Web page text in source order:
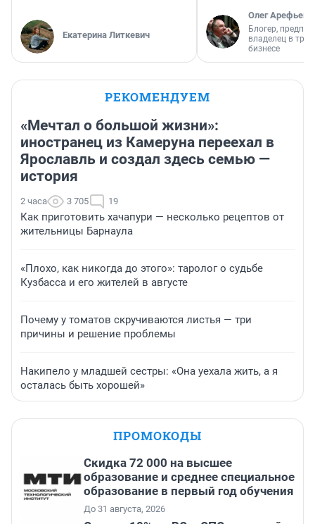
Екатерина Литкевич
Олег Арефьев
Блогер,
владелец в
бизнесе
РЕКОМЕНДУЕМ
«Мечтал о большой жизни»:
иностранец из Камеруна переехал в
Ярославль и создал здесь семью —
история
2 часа 3 705 19
Как приготовить хачапури — несколько рецептов от
жительницы Барнаула
«Плохо, как никогда до этого»: таролог о судьбе
Кузбасса и его жителей в августе
Почему у томатов скручиваются листья — три
причины и решение проблемы
Накипело у младшей сестры: «Она уехала жить, а я
осталась быть хорошей»
ПРОМОКОДЫ
Скидка 72 000 на высшее
образование и среднее специальное
образование в первый год обучения
До 31 августа, 2026